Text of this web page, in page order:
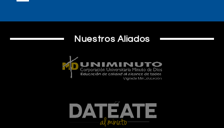
Nuestros Aliados